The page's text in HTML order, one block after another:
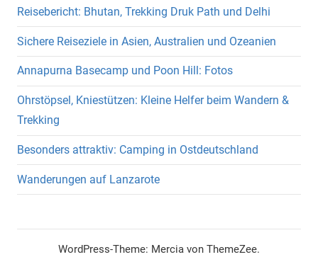
Reisebericht: Bhutan, Trekking Druk Path und Delhi
Sichere Reiseziele in Asien, Australien und Ozeanien
Annapurna Basecamp und Poon Hill: Fotos
Ohrstöpsel, Kniestützen: Kleine Helfer beim Wandern &
Trekking
Besonders attraktiv: Camping in Ostdeutschland
Wanderungen auf Lanzarote
WordPress-Theme: Mercia von ThemeZee.